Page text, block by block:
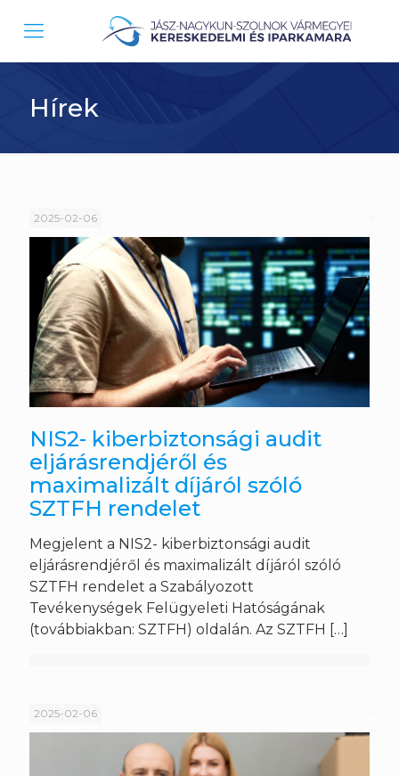
Hírek
2025-02-06
NIS2- kiberbiztonsági audit
eljárásrendjéről és
maximalizált díjáról szóló
SZTFH rendelet
Megjelent a NIS2- kiberbiztonsági audit
eljárásrendjéről és maximalizált díjáról szóló
SZTFH rendelet a Szabályozott
Tevékenységek Felügyeleti Hatóságának
(továbbiakban: SZTFH) oldalán. Az SZTFH […]
2025-02-06